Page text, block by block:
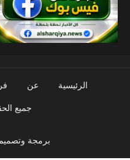
الرئيسية عن
جميع
برمجة